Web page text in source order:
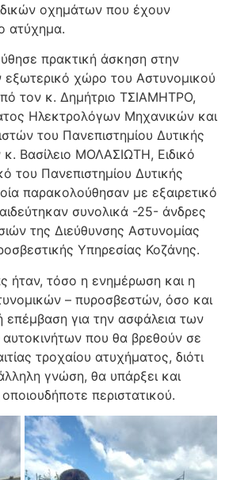
οχημάτων που έχουν
ατύχημα.
πρακτική άσκηση στην
εξωτερικό χώρο του Αστυνομικού
τον κ. Δημήτριο ΤΣΙΑΜΗΤΡΟ,
Ηλεκτρολόγων Μηχανικών και
του Πανεπιστημίου Δυτικής
Βασίλειο ΜΟΛΑΣΙΩΤΗ, Ειδικό
του Πανεπιστημίου Δυτικής
παρακολούθησαν με εξαιρετικό
συνολικά -25- άνδρες
της Διεύθυνσης Αστυνομίας
Υπηρεσίας Κοζάνης.
ήταν, τόσο η ενημέρωση και η
– πυροσβεστών, όσο και
επέμβαση για την ασφάλεια των
που θα βρεθούν σε
τροχαίου ατυχήματος, διότι
γνώση, θα υπάρξει και
περιστατικού.